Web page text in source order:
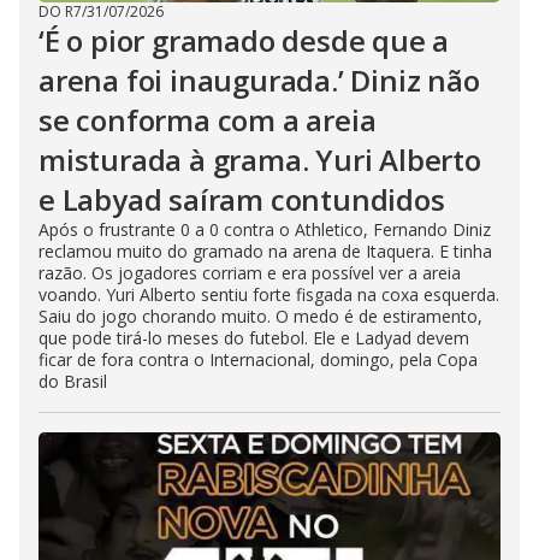
DO R7/31/07/2026
‘É o pior gramado desde que a
arena foi inaugurada.’ Diniz não
se conforma com a areia
misturada à grama. Yuri Alberto
e Labyad saíram contundidos
Após o frustrante 0 a 0 contra o Athletico, Fernando Diniz
reclamou muito do gramado na arena de Itaquera. E tinha
razão. Os jogadores corriam e era possível ver a areia
voando. Yuri Alberto sentiu forte fisgada na coxa esquerda.
Saiu do jogo chorando muito. O medo é de estiramento,
que pode tirá-lo meses do futebol. Ele e Ladyad devem
ficar de fora contra o Internacional, domingo, pela Copa
do Brasil